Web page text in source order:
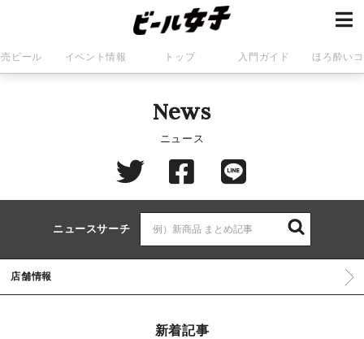
ビール イベント情報 トップ 入門ガイド ほろ酔い
News
ニュース
ニュースサーチ
店舗情報
新着記事